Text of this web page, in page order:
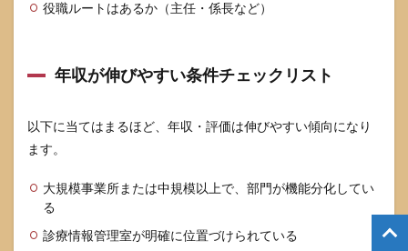
役職ルートはあるか（主任・係長など）
年収が伸びやすい条件チェックリスト
以下に当てはまるほど、年収・評価は伸びやすい傾向になり
ます。
大規模事業所または中規模以上で、部門が機能分化してい
る
診療情報管理室が明確に位置づけられている